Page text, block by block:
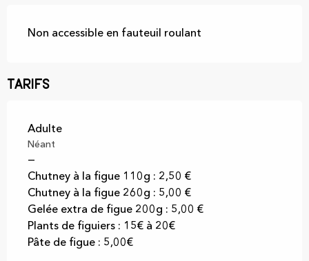
Non accessible en fauteuil roulant
Tarifs
Tarifs 2026
Adulte
Néant
—
Chutney à la figue 110g : 2,50 €
Chutney à la figue 260g : 5,00 €
Gelée extra de figue 200g : 5,00 €
Plants de figuiers : 15€ à 20€
Pâte de figue : 5,00€